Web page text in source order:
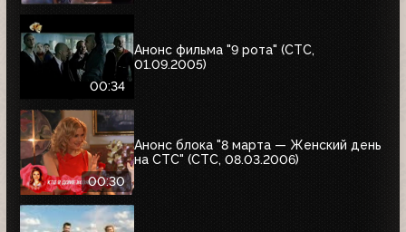
00:34
Анонс фильма "9 рота" (СТС,
01.09.2005)
00:30
Анонс блока "8 марта — Женский день
на СТС" (СТС, 08.03.2006)